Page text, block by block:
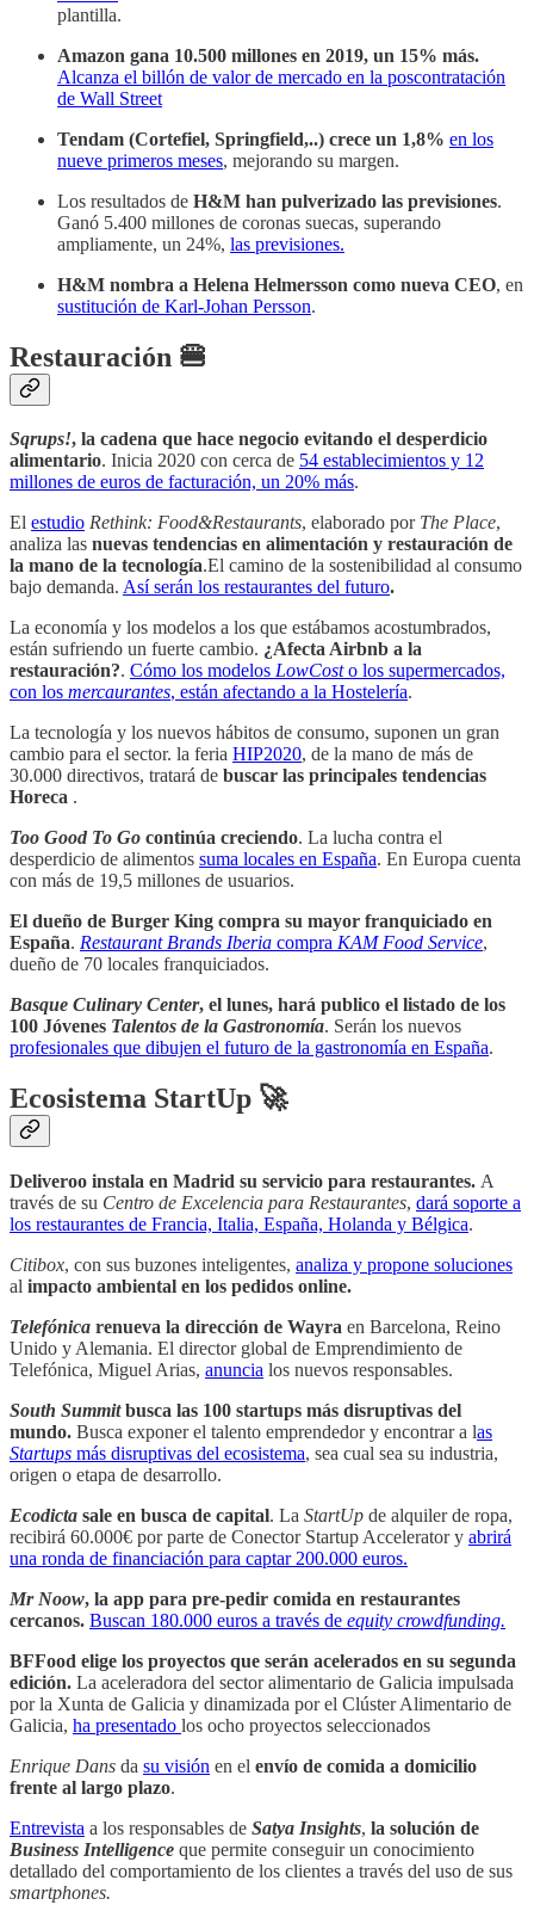
plantilla.
Amazon gana 10.500 millones en 2019, un 15% más.
Alcanza el billón de valor de mercado en la poscontratación
de Wall Street
Tendam (Cortefiel, Springfield,..) crece un 1,8% en los
nueve primeros meses, mejorando su margen.
Los resultados de H&M han pulverizado las previsiones.
Ganó 5.400 millones de coronas suecas, superando
ampliamente, un 24%, las previsiones.
H&M nombra a Helena Helmersson como nueva CEO, en
sustitución de Karl-Johan Persson.
Restauración 🍔
Sqrups!, la cadena que hace negocio evitando el desperdicio
alimentario. Inicia 2020 con cerca de 54 establecimientos y 12
millones de euros de facturación, un 20% más.
El estudio Rethink: Food&Restaurants, elaborado por The Place,
analiza las nuevas tendencias en alimentación y restauración de
la mano de la tecnología.El camino de la sostenibilidad al consumo
bajo demanda. Así serán los restaurantes del futuro.
La economía y los modelos a los que estábamos acostumbrados,
están sufriendo un fuerte cambio. ¿Afecta Airbnb a la
restauración?. Cómo los modelos LowCosto los supermercados,
con los mercaurantes, están afectando a la Hostelería.
La tecnología y los nuevos hábitos de consumo, suponen un gran
cambio para el sector. la feria HIP2020, de la mano de más de
30.000 directivos, tratará de buscar las principales tendencias
Horeca .
Too Good To Go continúa creciendo. La lucha contra el
desperdicio de alimentos suma locales en España. En Europa cuenta
con más de 19,5 millones de usuarios.
El dueño de Burger King compra su mayor franquiciado en
España. Restaurant Brands Iberia compra KAM Food Service,
dueño de 70 locales franquiciados.
Basque Culinary Center, el lunes, hará publico el listado de los
100 Jóvenes Talentos de la Gastronomía. Serán los nuevos
profesionales que dibujen el futuro de la gastronomía en España.
Ecosistema StartUp 🚀
Deliveroo instala en Madrid su servicio para restaurantes. A
través de su Centro de Excelencia para Restaurantes, dará soporte a
los restaurantes de Francia, Italia, España, Holanda y Bélgica.
Citibox, con sus buzones inteligentes, analiza y propone soluciones
al impacto ambiental en los pedidos online.
Telefónica renueva la dirección de Wayra en Barcelona, Reino
Unido y Alemania. El director global de Emprendimiento de
Telefónica, Miguel Arias, anuncia los nuevos responsables.
South Summit busca las 100 startups más disruptivas del
mundo. Busca exponer el talento emprendedor y encontrar a las
Startups más disruptivas del ecosistema, sea cual sea su industria,
origen o etapa de desarrollo.
Ecodicta sale en busca de capital. La StartUp de alquiler de ropa,
recibirá 60.000€ por parte de Conector Startup Accelerator y abrirá
una ronda de financiación para captar 200.000 euros.
Mr Noow, la app para pre-pedir comida en restaurantes
cercanos. Buscan 180.000 euros a través de equity crowdfunding.
BFFood elige los proyectos que serán acelerados en su segunda
edición. La aceleradora del sector alimentario de Galicia impulsada
por la Xunta de Galicia y dinamizada por el Clúster Alimentario de
Galicia, ha presentado los ocho proyectos seleccionados
Enrique Dans da su visión en el envío de comida a domicilio
frente al largo plazo.
Entrevista a los responsables de Satya Insights, la solución de
Business Intelligence que permite conseguir un conocimiento
detallado del comportamiento de los clientes a través del uso de sus
smartphones.